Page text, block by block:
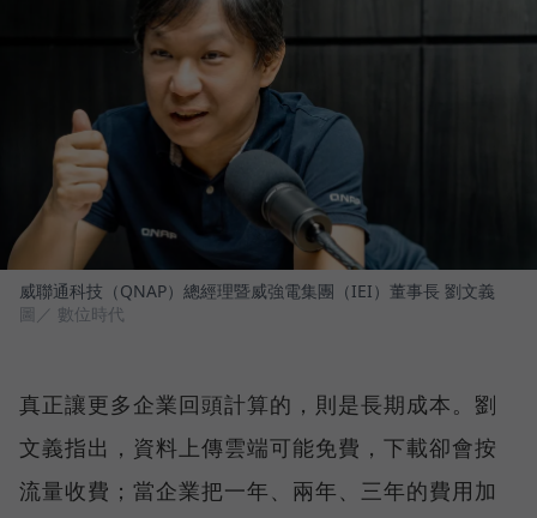
威聯通科技（QNAP）總經理暨威強電集團（IEI）董事長 劉文義
圖／ 數位時代
真正讓更多企業回頭計算的，則是長期成本。劉
文義指出，資料上傳雲端可能免費，下載卻會按
流量收費；當企業把一年、兩年、三年的費用加